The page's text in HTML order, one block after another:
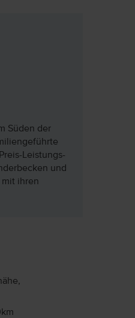
Süden der
Leistungs-
und
ihren